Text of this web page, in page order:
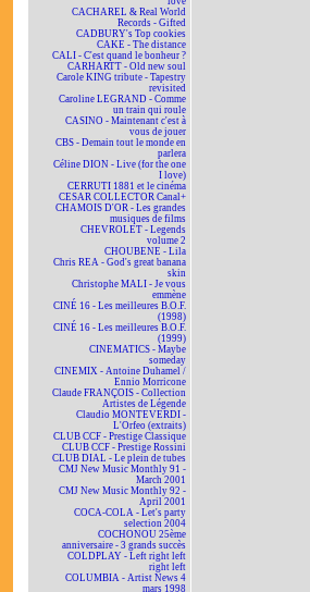
CACHAREL & Real World
Records - Gifted
CADBURY's Top cookies
CAKE - The distance
CALI - C'est quand le bonheur ?
CARHARTT - Old new soul
Carole KING tribute - Tapestry
revisited
Caroline LEGRAND - Comme
un train qui roule
CASINO - Maintenant c'est à
vous de jouer
CBS - Demain tout le monde en
parlera
Céline DION - Live (for the one
I love)
CERRUTI 1881 et le cinéma
CESAR COLLECTOR Canal+
CHAMOIS D'OR - Les grandes
musiques de films
CHEVROLET - Legends
volume 2
CHOUBENE - Lila
Chris REA - God's great banana
skin
Christophe MALI - Je vous
emmène
CINÉ 16 - Les meilleures B.O.F.
(1998)
CINÉ 16 - Les meilleures B.O.F.
(1999)
CINEMATICS - Maybe
someday
CINEMIX - Antoine Duhamel /
Ennio Morricone
Claude FRANÇOIS - Collection
Artistes de Légende
Claudio MONTEVERDI -
L'Orfeo (extraits)
CLUB CCF - Prestige Classique
CLUB CCF - Prestige Rossini
CLUB DIAL - Le plein de tubes
CMJ New Music Monthly 91 -
March 2001
CMJ New Music Monthly 92 -
April 2001
COCA-COLA - Let's party
selection 2004
COCHONOU 25ème
anniversaire - 3 grands succès
COLDPLAY - Left right left
right left
COLUMBIA - Artist News 4
mars 1998